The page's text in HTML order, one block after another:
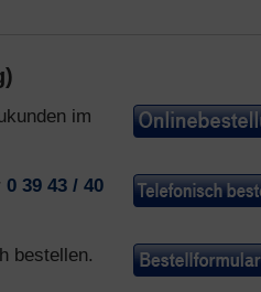
im
0 39 43 / 40
bestellen.